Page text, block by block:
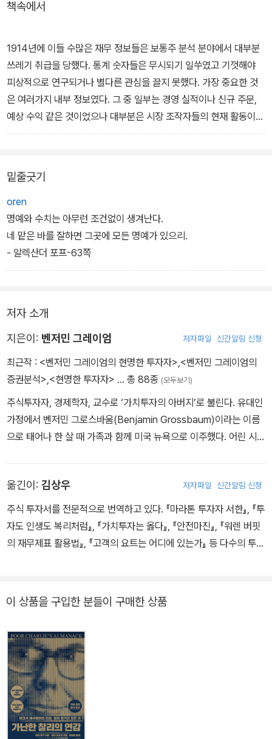
책속에서
1914년에 이들 수많은 재무 정보들은 보통주 분석 분야에서 대부분
쓰레기 취급을 당했다. 통계 숫자들은 무시되기 일쑤였고 기껏해야
피상적으로 연구되거나 별다른 관심을 끌지 못했다. 가장 중요한 것
은 여러가지 내부 정보였다. 그 중 일부는 경영 실적이나 신규 주문,
예상 수익 같은 것이었으나 대부분은 시장 조작자들의 현재 활동이나
계획이었다. - 본문 p.208 중에서
밑줄긋기
oren
명예와 수치는 아무런 조건없이 생겨난다.
네 맡은 바를 잘하면 그곳에 모든 명예가 있으리.
- 알렉산더 포프-63쪽
저자 소개
지은이: 벤저민 그레이엄 저자파일 신간알림 신청
최근작 : <벤저민 그레이엄의 현명한 투자자>,<벤저민 그레이엄의
증권분석>,<현명한 투자자> … 총 88종 (모두보기)
주식투자자, 경제학자, 교수로 ‘가치투자의 아버지’로 불린다. 유대인
가정에서 벤저민 그로스바움(Benjamin Grossbaum)이라는 이름
으로 태어나 한 살 때 가족과 함께 미국 뉴욕으로 이주했다. 어린 시절
직 제안을 받았으나 거절하고 월스트리트에 진출해 26세에 연봉 60
만 달러를 받는 파트너 자리에 올랐다. 그러나 1929년 대공황의 여파
로 주식시장이 폭락해 거의 전 재산을 잃었다. 이 시련은 오히려 그가
안전마진(Margin of Safety) 개념을 비롯한 체계적인 가치투자 철
자를 길러냈다. 오늘날 국제 금융･투자 전문가 인증기관 중 높은 인지
위해 ‘그레이엄과 도드 상’을 수여하며 그의 유산을 이어가고 있다.
옮긴이: 김상우 저자파일 신간알림 신청
주식 투자서를 전문적으로 번역하고 있다. 『마라톤 투자자 서한』, 『투
자도 인생도 복리처럼』, 『가치투자는 옳다』, 『안전마진』, 『워렌 버핏
의 재무제표 활용법』, 『고객의 요트는 어디에 있는가』 등 다수의 투자
이 상품을 구입한 분들이 구매한 상품